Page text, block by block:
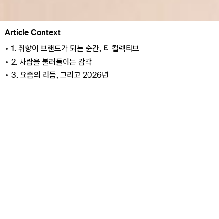
Article Context
1. 취향이 브랜드가 되는 순간, 티 컬렉티브
2. 사람을 불러들이는 감각
3. 요즘의 리듬, 그리고 2026년